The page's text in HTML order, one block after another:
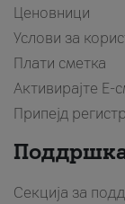
Ценовници
Услови за
Плати сметка
Активирајте Е-
Припејд
Секција за